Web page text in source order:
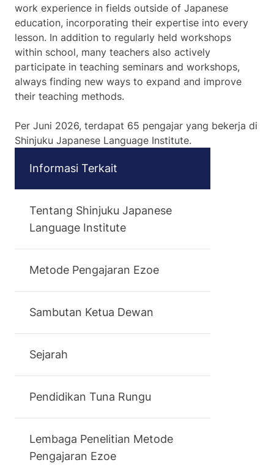
work experience in fields outside of Japanese
education, incorporating their expertise into every
lesson. In addition to regularly held workshops
within school, many teachers also actively
participate in teaching seminars and workshops,
always finding new ways to expand and improve
their teaching methods.
Per Juni 2026, terdapat 65 pengajar yang bekerja di
Shinjuku Japanese Language Institute.
Informasi Terkait
Tentang Shinjuku Japanese
Language Institute
Metode Pengajaran Ezoe
Sambutan Ketua Dewan
Sejarah
Pendidikan Tuna Rungu
Lembaga Penelitian Metode
Pengajaran Ezoe